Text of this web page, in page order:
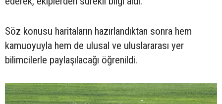
Söz konusu haritaların hazırlandıktan sonra hem
kamuoyuyla hem de ulusal ve uluslararası yer
bilimcilerle paylaşılacağı öğrenildi.